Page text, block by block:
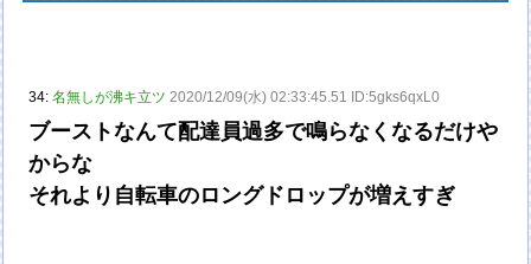
34:名無しが沸キ立ツ 2020/12/09(水) 02:33:45.51 ID:5gks6qxL0
ブーストなんて配達員過多で鳴らなくなるだけや
からな
それより自転車のロングドロップが増えすぎ